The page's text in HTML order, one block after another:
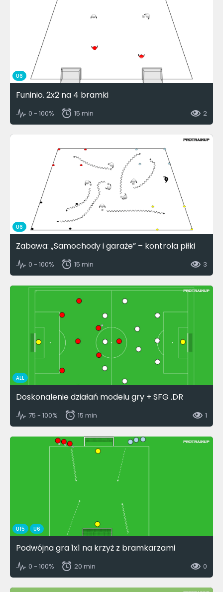
U6
Funinio. 2x2 na 4 bramki
0 - 100% 15 min 2
U6
Zabawa: „Samochody i garaże” – kontrola piłki
0 - 100% 15 min 3
ALL
Doskonalenie działań modelu gry + SFG .DR
75 - 100% 15 min 1
U15 U6
Podwójna gra 1x1 na krzyż z bramkarzami
0 - 100% 20 min 0